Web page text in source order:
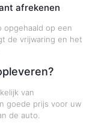
afrekenen
opgehaald op een
de vrijwaring en het
van
goede prijs voor uw
de auto.